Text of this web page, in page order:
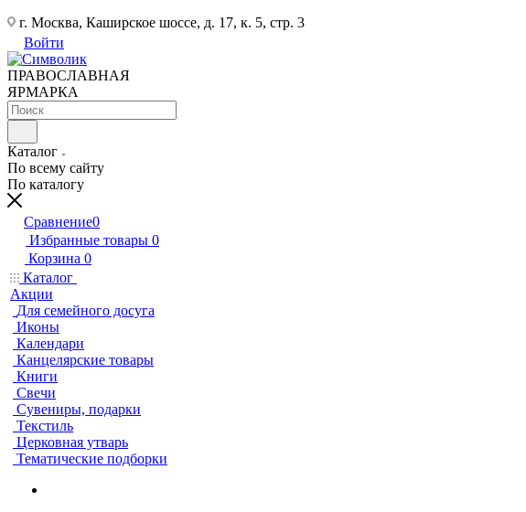
г. Москва, Каширское шоссе, д. 17, к. 5, стр. 3
Войти
ПРАВОСЛАВНАЯ
ЯРМАРКА
Каталог
По всему сайту
По каталогу
Сравнение0
Избранные товары 0
Корзина 0
Каталог
Акции
Для семейного досуга
Иконы
Календари
Канцелярские товары
Книги
Свечи
Сувениры, подарки
Текстиль
Церковная утварь
Тематические подборки